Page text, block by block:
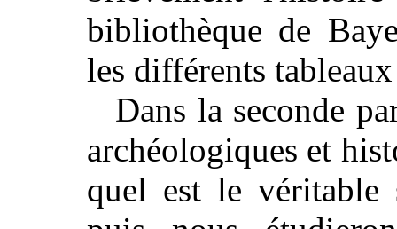
bibliothèque de
les différents
Dans la seconde
archéologiques et
quel est le véritable